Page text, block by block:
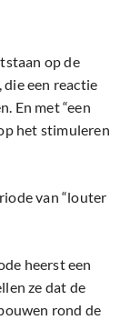
op de
een reactie
En met “een
het stimuleren
van “louter
heerst een
ze dat de
rond de